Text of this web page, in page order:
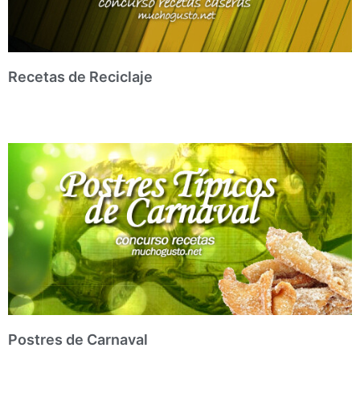
Recetas de Reciclaje
Postres de Carnaval